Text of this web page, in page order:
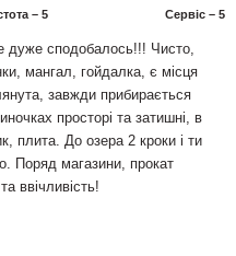
– 5 Сервіс – 5
дуже сподобалось!!! Чисто,
мангал, гойдалка, є місця
завжди прибирається
просторі та затишні, в
плита. До озера 2 кроки і ти
Поряд магазини, прокат
ввічливість!